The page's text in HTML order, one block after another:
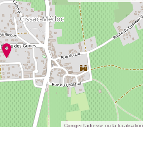
Corriger l’adresse ou la localisation